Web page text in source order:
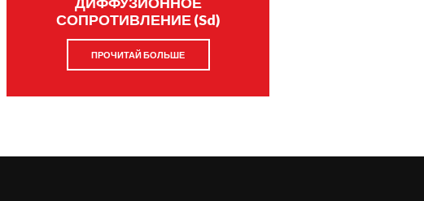
СОПРОТИВЛЕНИЕ (Sd)
ПРОЧИТАЙ БОЛЬШЕ